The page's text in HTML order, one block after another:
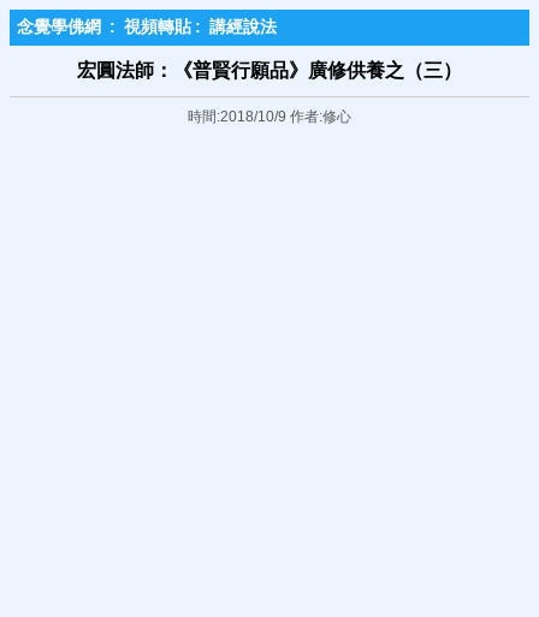
念覺學佛網 : 視頻轉貼 : 講經說法
宏圓法師：《普賢行願品》廣修供養之（三）
時間:2018/10/9 作者:修心